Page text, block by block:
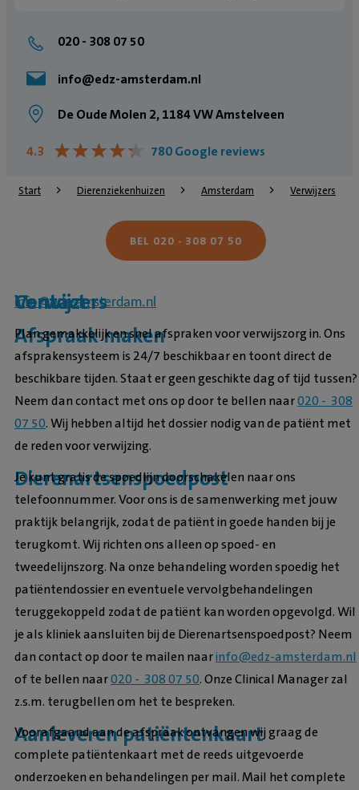
020 - 308 07 50
info@edz-amsterdam.nl
De Oude Molen 2, 1184 VW Amstelveen
4.3 ★★★★★
★★★★★ 780 Google reviews
Start Dierenziekenhuizen Amsterdam Verwijzers
Verwijzers
Contact
info@edz-amsterdam.nl
Afspraak maken
Plan gemakkelijk en snel afspraken voor verwijszorg in. Ons
afsprakensysteem is 24/7 beschikbaar en toont direct de
beschikbare tijden. Staat er geen geschikte dag of tijd tussen?
Neem dan contact met ons op door te bellen naar020 - 308
07 50. Wij hebben altijd het dossier nodig van de patiënt met
de reden voor verwijzing.
Dierenartsenspoedpost
Je kunt gratis de spoedlijn doorschakelen naar ons
telefoonnummer. Voor ons is de samenwerking met jouw
praktijk belangrijk, zodat de patiënt in goede handen bij je
terugkomt. Wij richten ons alleen op spoed- en
tweedelijnszorg. Na onze behandeling worden spoedig het
patiëntendossier en eventuele vervolgbehandelingen
teruggekoppeld zodat de patiënt kan worden opgevolgd. Wil
je als kliniek aansluiten bij de Dierenartsenspoedpost? Neem
dan contact op door te mailen naarinfo@edz-amsterdam.nl
of te bellen naar020 - 308 07 50. Onze Clinical Manager zal
z.s.m. terugbellen om het te bespreken.
Aanleveren patiëntenkaart
Voorafgaand aan de afspraak ontvangen wij graag de
complete patiëntenkaart met de reeds uitgevoerde
onderzoeken en behandelingen per mail. Mail het complete
BEL 020 - 308 07 50